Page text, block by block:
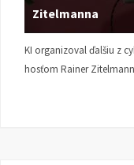
Zitelmanna
KI organizoval ďalšiu z
hosťom Rainer